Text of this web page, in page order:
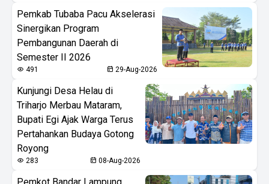
Pemkab Tubaba Pacu Akselerasi
Sinergikan Program
Pembangunan Daerah di
Semester II 2026
491 29-Aug-2026
Kunjungi Desa Helau di
Triharjo Merbau Mataram,
Bupati Egi Ajak Warga Terus
Pertahankan Budaya Gotong
Royong
283 08-Aug-2026
Pemkot Bandar Lampung